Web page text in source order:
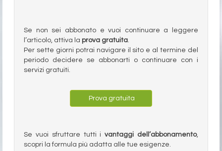
Se non sei abbonato e vuoi continuare a leggere
l’articolo, attiva la prova gratuita.
Per sette giorni potrai navigare il sito e al termine del
periodo decidere se abbonarti o continuare con i
servizi gratuiti.
Prova gratuita
Se vuoi sfruttare tutti ivantaggi dell’abbonamento,
scopri la formula più adatta alle tue esigenze.